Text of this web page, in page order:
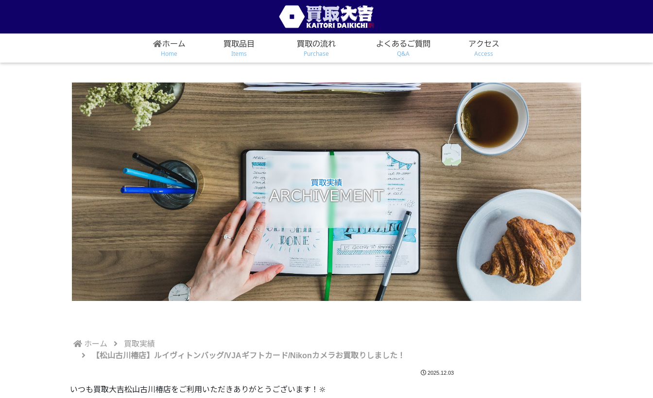
買取実績
ARCHIVEMENT
ホーム
Home
買取品目
Items
買取の流れ
Purchase
よくあるご質問
Q&A
アクセス
Access
ホーム
買取実績
【松山古川椿店】ルイヴィトンバッグ/VJAギフトカード/Nikonカメラお買取りしました！
2025.12.03
いつも買取大吉松山古川椿店をご利用いただきありがとうございます！🔆